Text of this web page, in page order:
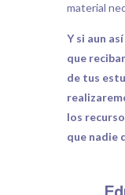
material
Y si aun
que
de tus
los
que nadie